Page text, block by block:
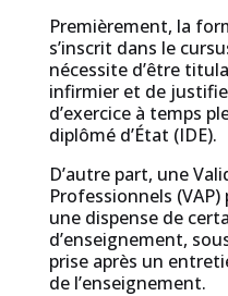
Premièrement, la
s’inscrit dans le
nécessite d’être
infirmier et de
d’exercice à temps
diplômé d’État (IDE).
D’autre part, une
Professionnels
une dispense de
d’enseignement,
prise après un
de l’enseignement.